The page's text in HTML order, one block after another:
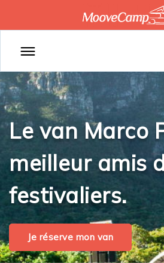
Le van Marco
meilleur amis
festivaliers.
Je réserve mon van